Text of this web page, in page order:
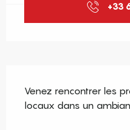
+33
Venez rencontrer les
locaux dans un